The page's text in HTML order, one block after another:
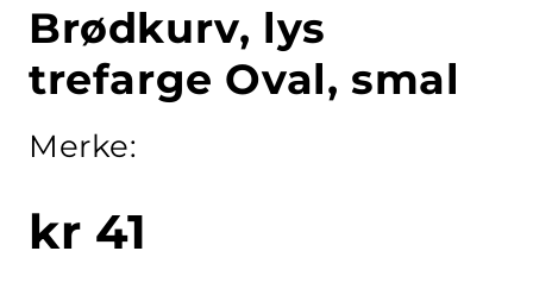
Brødkurv, lys
trefarge Oval, smal
Merke:
kr 41